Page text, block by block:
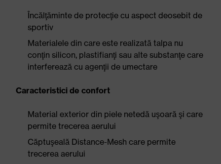
Încălţăminte de protecţie cu aspect deosebit de
sportiv
Materialele din care este realizată talpa nu
conţin silicon, plastifianţi sau alte substanţe care
interferează cu agenţii de umectare
Caracteristici de confort
Material exterior din piele netedă uşoară şi care
permite trecerea aerului
Căptuşeală Distance-Mesh care permite
trecerea aerului